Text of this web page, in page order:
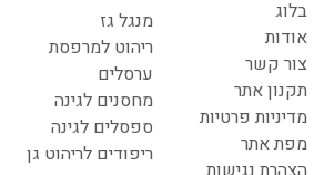
בלוג
אודות
צור קשר
תקנון אתר
מדיניות פרטיות
מפת אתר
מנגל גז
ריהוט למרפסת
ערסלים
מחסנים לגינה
ספסלים לגינה
ריפודים לריהוט גן